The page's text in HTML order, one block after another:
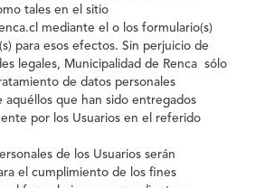
tales en el sitio
mediante el o los formulario(s)
para esos efectos. Sin perjuicio de
legales, Municipalidad de Renca sólo
de datos personales
aquéllos que han sido entregados
por los Usuarios en el referido
de los Usuarios serán
el cumplimiento de los fines